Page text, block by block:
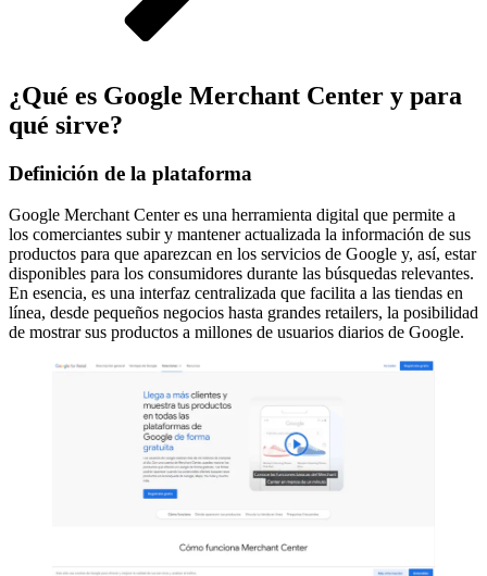
¿Qué es Google Merchant Center y para
qué sirve?
Definición de la plataforma
Google Merchant Center es una herramienta digital que permite a
los comerciantes subir y mantener actualizada la información de sus
productos para que aparezcan en los servicios de Google y, así, estar
disponibles para los consumidores durante las búsquedas relevantes.
En esencia, es una interfaz centralizada que facilita a las tiendas en
línea, desde pequeños negocios hasta grandes retailers, la posibilidad
de mostrar sus productos a millones de usuarios diarios de Google.